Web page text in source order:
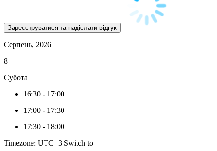
Серпень, 2026
8
Субота
16:30 - 17:00
17:00 - 17:30
17:30 - 18:00
Timezone: UTC+3 Switch to